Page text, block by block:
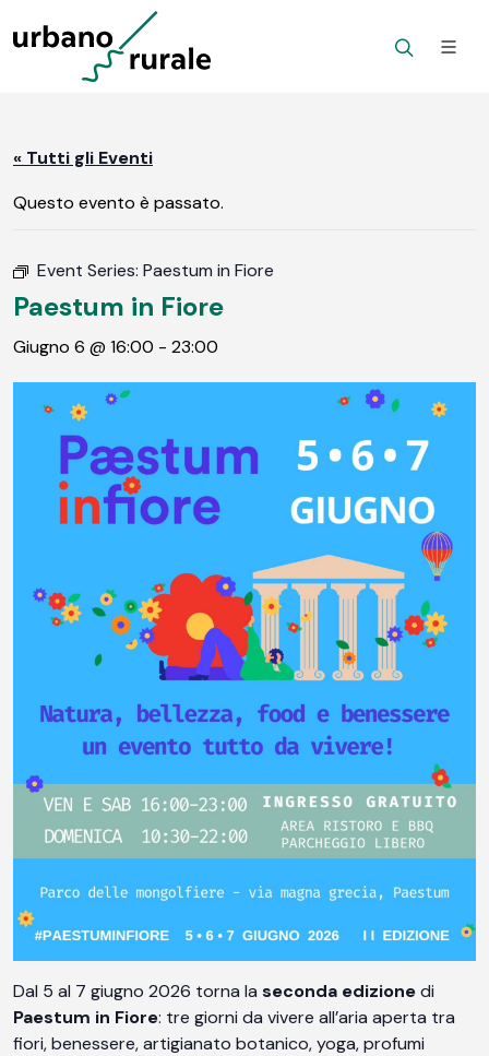
« Tutti gli Eventi
Questo evento è passato.
Event Series: Paestum in Fiore
Paestum in Fiore
Giugno 6 @ 16:00 - 23:00
Dal 5 al 7 giugno 2026 torna la seconda edizionedi
Paestum in Fiore: tre giorni da vivere all’aria aperta tra
fiori, benessere, artigianato botanico, yoga, profumi